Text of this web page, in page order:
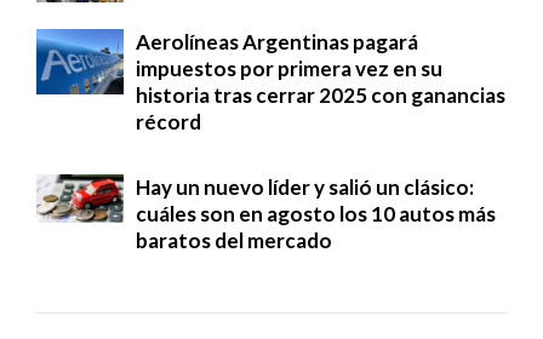
Aerolíneas Argentinas pagará
impuestos por primera vez en su
historia tras cerrar 2025 con ganancias
récord
Hay un nuevo líder y salió un clásico:
cuáles son en agosto los 10 autos más
baratos del mercado